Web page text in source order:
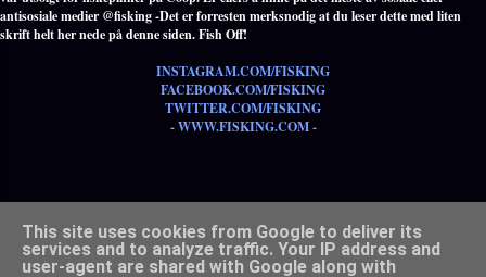
antisosiale medier @fisking -Det er forresten merksnodig at du leser dette med liten
skrift helt her nede på denne siden. Fish Off!
INSTAGRAM.COM/FISKING
FACEBOOK.COM/FISKING
TWITTER.COM/FISKING
- WWW.FISKING.COM -
This site uses cookies from Google to deliver its
services and to analyze traffic. Your IP address and
user-agent are shared with Google along with